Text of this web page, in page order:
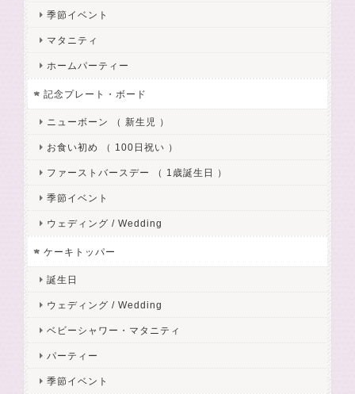
季節イベント
マタニティ
ホームパーティー
記念プレート・ボード
ニューボーン （ 新生児 ）
お食い初め （ 100日祝い ）
ファーストバースデー （ 1歳誕生日 ）
季節イベント
ウェディング / Wedding
ケーキトッパー
誕生日
ウェディング / Wedding
ベビーシャワー・マタニティ
パーティー
季節イベント